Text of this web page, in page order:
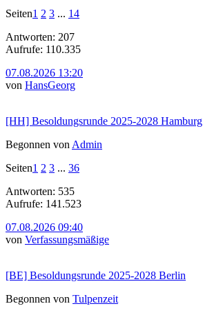
Seiten1 2 3 ... 14
Antworten: 207
Aufrufe: 110.335
07.08.2026 13:20
von HansGeorg
[HH] Besoldungsrunde 2025-2028 Hamburg
Begonnen von Admin
Seiten1 2 3 ... 36
Antworten: 535
Aufrufe: 141.523
07.08.2026 09:40
von Verfassungsmäßige
[BE] Besoldungsrunde 2025-2028 Berlin
Begonnen von Tulpenzeit